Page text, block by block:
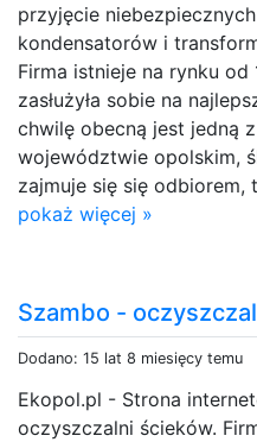
przyjęcie
kondensatorów i
Firma istnieje na rynku
zasłużyła sobie na
chwilę obecną jest jedną
województwie opolskim,
zajmuje się się odbiorem,
pokaż więcej »
Szambo -
Dodano: 15 lat 8 miesięcy temu
Ekopol.pl - Strona
oczyszczalni ścieków.